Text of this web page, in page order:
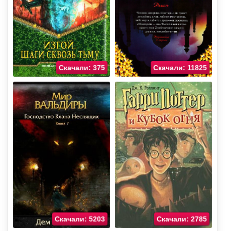
Скачали: 375 Скачали: 11825
Скачали: 5203 Скачали: 2785